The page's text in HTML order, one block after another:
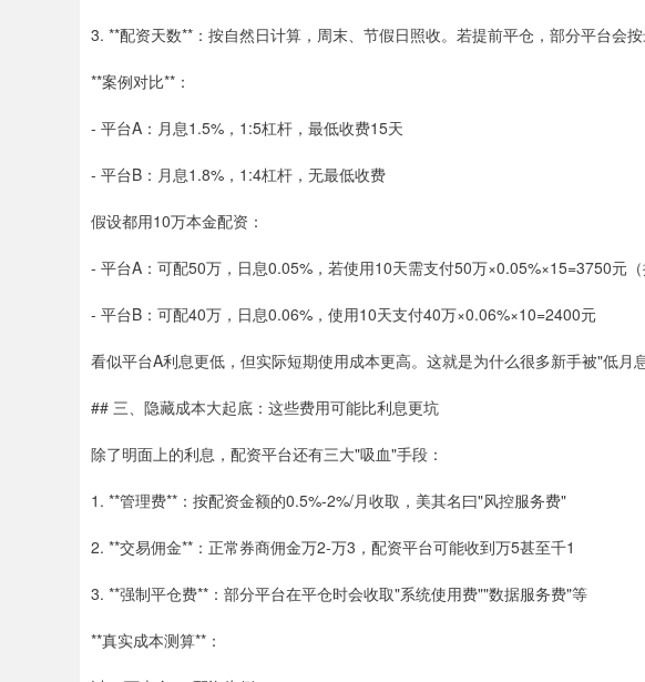
3. **配资天数**：按自然日计算，周末、节假日照收。若提前平仓，部分平台会
**案例对比**：
- 平台A：月息1.5%，1:5杠杆，最低收费15天
- 平台B：月息1.8%，1:4杠杆，无最低收费
假设都用10万本金配资：
- 平台A：可配50万，日息0.05%，若使用10天需支付50万×0.05%×15=3750元（
- 平台B：可配40万，日息0.06%，使用10天支付40万×0.06%×10=2400元
看似平台A利息更低，但实际短期使用成本更高。这就是为什么很多新手被"低月
## 三、隐藏成本大起底：这些费用可能比利息更坑
除了明面上的利息，配资平台还有三大"吸血"手段：
1. **管理费**：按配资金额的0.5%-2%/月收取，美其名曰"风控服务费"
2. **交易佣金**：正常券商佣金万2-万3，配资平台可能收到万5甚至千1
3. **强制平仓费**：部分平台在平仓时会收取"系统使用费""数据服务费"等
**真实成本测算**：